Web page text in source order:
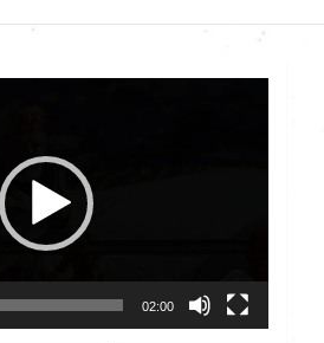
02:00